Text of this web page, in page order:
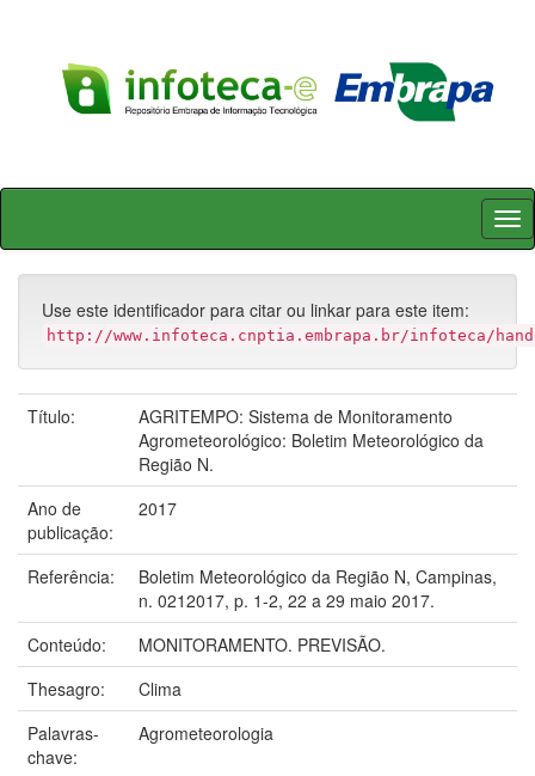
Skip
Use este identificador para citar ou linkar para este item:
http://www.infoteca.cnptia.embrapa.br/infoteca/
Título:
AGRITEMPO: Sistema de Monitoramento
Agrometeorológico: Boletim Meteorológico da
Região N.
Ano de
publicação:
2017
Referência:
Boletim Meteorológico da Região N, Campinas,
n. 0212017, p. 1-2, 22 a 29 maio 2017.
Conteúdo:
MONITORAMENTO. PREVISÃO.
Thesagro:
Clima
Palavras-
chave:
Agrometeorologia